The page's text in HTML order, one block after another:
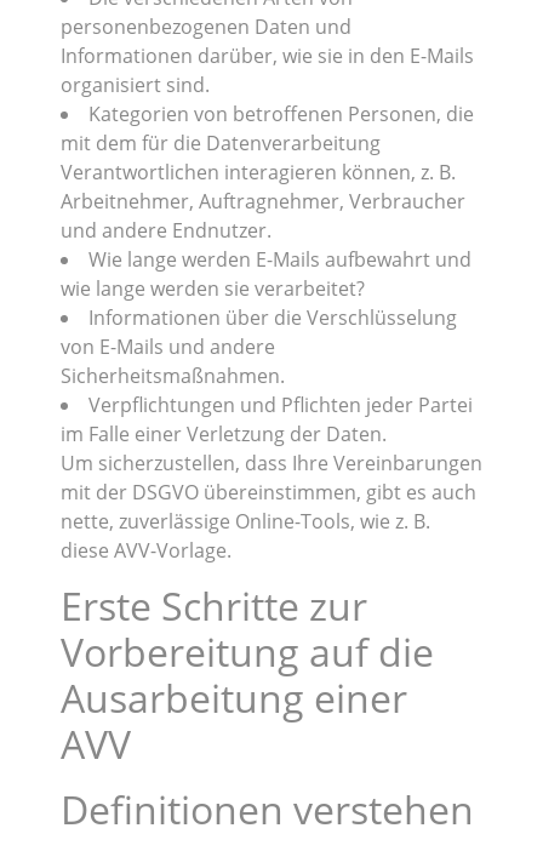
personenbezogenen Daten und
Informationen darüber, wie sie in den E-Mails
organisiert sind.
Kategorien von betroffenen Personen, die
mit dem für die Datenverarbeitung
Verantwortlichen interagieren können, z. B.
Arbeitnehmer, Auftragnehmer, Verbraucher
und andere Endnutzer.
Wie lange werden E-Mails aufbewahrt und
wie lange werden sie verarbeitet?
Informationen über die Verschlüsselung
von E-Mails und andere
Sicherheitsmaßnahmen.
Verpflichtungen und Pflichten jeder Partei
im Falle einer Verletzung der Daten.
Um sicherzustellen, dass Ihre Vereinbarungen
mit der DSGVO übereinstimmen, gibt es auch
nette, zuverlässige Online-Tools, wie z. B.
diese AVV-Vorlage.
Erste Schritte zur
Vorbereitung auf die
Ausarbeitung einer
AVV
Definitionen verstehen